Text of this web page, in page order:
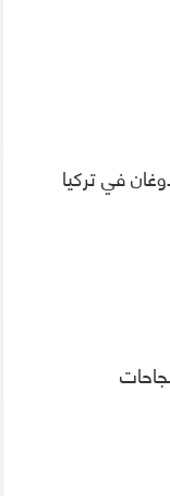
في تركيا